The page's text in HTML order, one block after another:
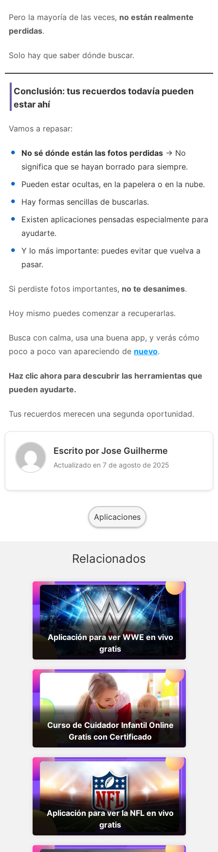
Pero la mayoría de las veces, no están realmente
perdidas.
Solo hay que saber dónde buscar.
Conclusión: tus recuerdos todavía pueden
estar ahí
Vamos a repasar:
No sé dónde están las fotos perdidas → No
significa que se hayan borrado para siempre.
Pueden estar ocultas, en la papelera o en la nube.
Hay formas sencillas de buscarlas.
Existen aplicaciones pensadas especialmente para
ayudarte.
Y lo más importante: puedes evitar que vuelva a
pasar.
Si perdiste fotos importantes, no te desanimes.
Hoy mismo puedes comenzar a recuperarlas.
Busca con calma, usa una buena app, y verás cómo
poco a poco van apareciendo de nuevo.
Haz clic ahora para descubrir las herramientas que
pueden ayudarte.
Tus recuerdos merecen una segunda oportunidad.
Escrito por Jose Guilherme
Actualizado en 7 de agosto de 2025
Aplicaciones
Relacionados
Aplicación para ver WWE en vivo
gratis
Curso de Cuidador Infantil Online
Gratis con Certificado
Aplicación para ver la NFL en vivo
gratis